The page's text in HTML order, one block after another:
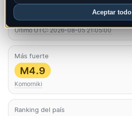
Aceptar todo
Sismos este mes
4
Último UTC: 2026-08-05 21:05:00
Más fuerte
M4.9
Komorniki
Ranking del país